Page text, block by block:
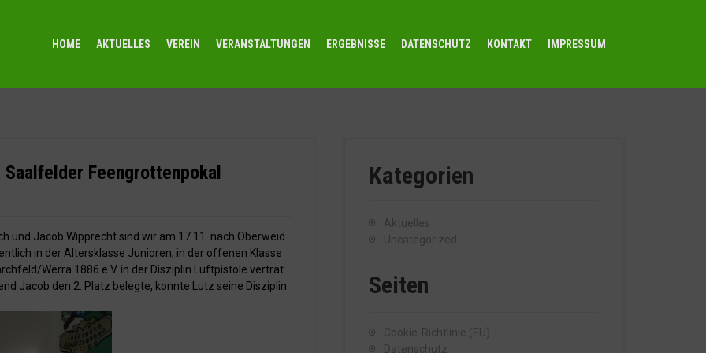
HOME AKTUELLES VEREIN VERANSTALTUNGEN ERGEBNISSE DATENSCHUTZ KONTAKT IMPRESSUM
Feengrottenpokal
und Jacob Wipprecht sind wir am 17.11. nach Oberweid
in der Altersklasse Junioren, in der offenen Klasse
Werra 1886 e.V. in der Disziplin Luftpistole vertrat.
Jacob den 2. Platz belegte, konnte Lutz seine Disziplin
Kategorien
Aktuelles
Uncategorized
Seiten
Cookie-Richtlinie (EU)
Datenschutz